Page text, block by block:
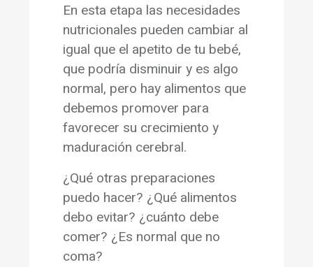
En esta etapa las necesidades
nutricionales pueden cambiar al
igual que el apetito de tu bebé,
que podría disminuir y es algo
normal, pero hay alimentos que
debemos promover para
favorecer su crecimiento y
maduración cerebral.
¿Qué otras preparaciones
puedo hacer? ¿Qué alimentos
debo evitar? ¿cuánto debe
comer? ¿Es normal que no
coma?